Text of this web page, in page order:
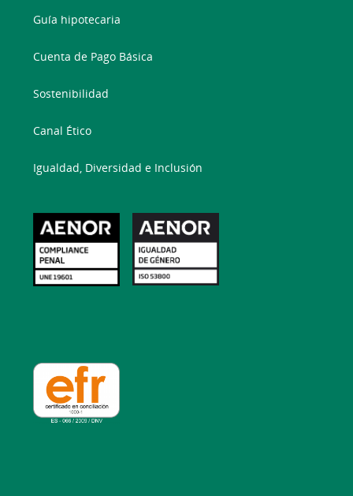
Guía hipotecaria
Cuenta de Pago Básica
Sostenibilidad
Canal Ético
Igualdad, Diversidad e Inclusión